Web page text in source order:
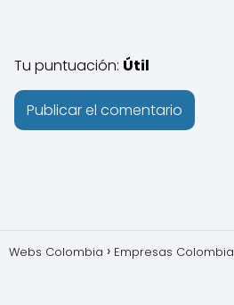
Tu puntuación: Útil
Webs Colombia Empresas Colombia